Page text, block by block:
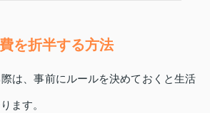
を折半する方法
は、事前にルールを決めておくと生活
ます。